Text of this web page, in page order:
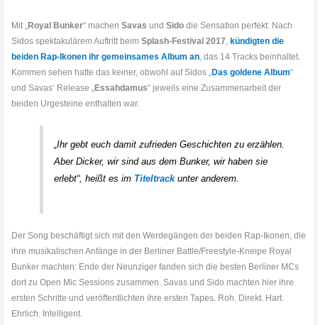
Mit „Royal Bunker“ machenSavas undSido die Sensation perfekt: Nach
Sidos spektakulärem Auftritt beimSplash-Festival 2017, kündigten die
beiden Rap-Ikonen ihr gemeinsames Album an, das 14 Tracks beinhaltet.
Kommen sehen hatte das keiner, obwohl auf Sidos „Das goldene Album“
und Savas‘ Release „Essahdamus“ jeweils eine Zusammenarbeit der
beiden Urgesteine enthalten war.
„Ihr gebt euch damit zufrieden Geschichten zu erzählen.
Aber Dicker, wir sind aus dem Bunker, wir haben sie
erlebt“, heißt es im Titeltrackunter anderem.
Der Song beschäftigt sich mit den Werdegängen der beiden Rap-Ikonen, die
ihre musikalischen Anfänge in der Berliner Battle/Freestyle-Kneipe Royal
Bunker machten: Ende der Neunziger fanden sich die besten Berliner MCs
dort zu Open Mic Sessions zusammen. Savas und Sido machten hier ihre
ersten Schritte und veröffentlichten ihre ersten Tapes. Roh. Direkt. Hart.
Ehrlich. Intelligent.